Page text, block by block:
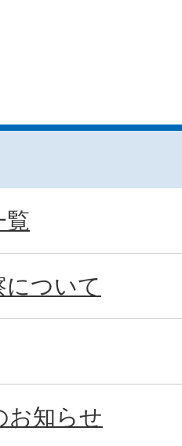
覧
について
お知らせ